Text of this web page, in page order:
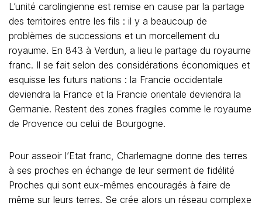
L’unité carolingienne est remise en cause par la partage
des territoires entre les fils : il y a beaucoup de
problèmes de successions et un morcellement du
royaume. En 843 à Verdun, a lieu le partage du royaume
franc. Il se fait selon des considérations économiques et
esquisse les futurs nations : la Francie occidentale
deviendra la France et la Francie orientale deviendra la
Germanie. Restent des zones fragiles comme le royaume
de Provence ou celui de Bourgogne.
Pour asseoir l’Etat franc, Charlemagne donne des terres
à ses proches en échange de leur serment de fidélité
Proches qui sont eux-mêmes encouragés à faire de
même sur leurs terres. Se crée alors un réseau complexe